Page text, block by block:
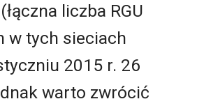
liczba RGU
w tych sieciach
2015 r. 26
warto zwrócić